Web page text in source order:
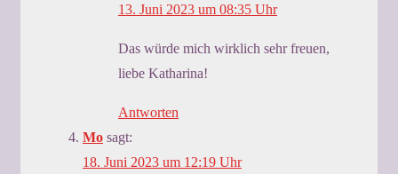
13. Juni 2023 um 08:35 Uhr
Das würde mich wirklich sehr freuen,
liebe Katharina!
Antworten
Mo sagt:
18. Juni 2023 um 12:19 Uhr